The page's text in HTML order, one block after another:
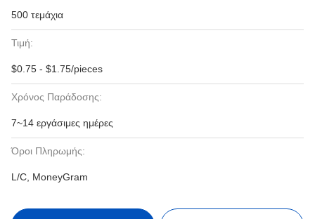
500 τεμάχια
Τιμή:
$0.75 - $1.75/pieces
Χρόνος Παράδοσης:
7~14 εργάσιμες ημέρες
Όροι Πληρωμής:
L/C, MoneyGram